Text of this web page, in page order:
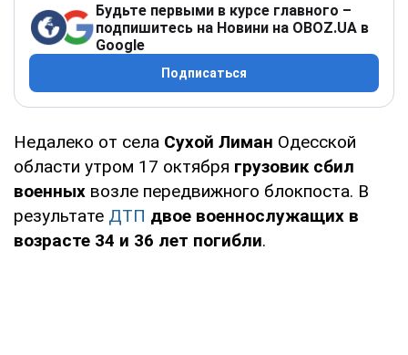
Будьте первыми в курсе главного –
подпишитесь на Новини на OBOZ.UA в
Google
Подписаться
Недалеко от села Сухой Лиман Одесской
области утром 17 октября грузовик сбил
военных возле передвижного блокпоста. В
результате ДТП двое военнослужащих в
возрасте 34 и 36 лет погибли.